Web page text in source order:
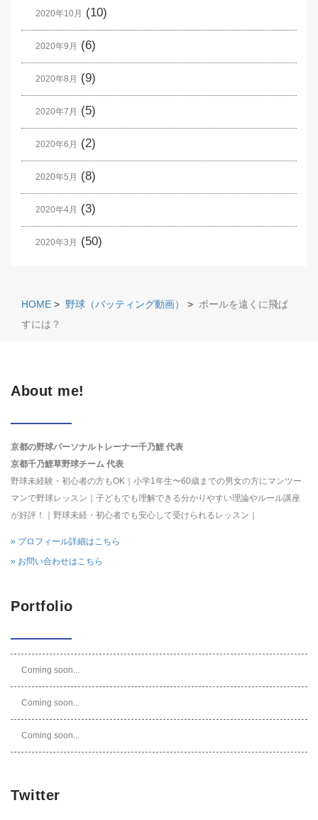
2020年10月 (10)
2020年9月 (6)
2020年8月 (9)
2020年7月 (5)
2020年6月 (2)
2020年5月 (8)
2020年4月 (3)
2020年3月 (50)
HOME > 野球（バッティング動画） > ボールを遠くに飛ば
すには？
About me!
京都の野球パーソナルトレーナー千乃鯉 代表
京都千乃鯉草野球チーム 代表
野球未経験・初心者の方もOK｜小学1年生〜60歳までの男女の方にマンツー
マンで野球レッスン｜子どもでも理解できる分かりやすい理論やルール講座
が好評！｜野球未経・初心者でも安心して受けられるレッスン｜
» プロフィール詳細はこちら
» お問い合わせはこちら
Portfolio
Coming soon...
Coming soon...
Coming soon...
Twitter